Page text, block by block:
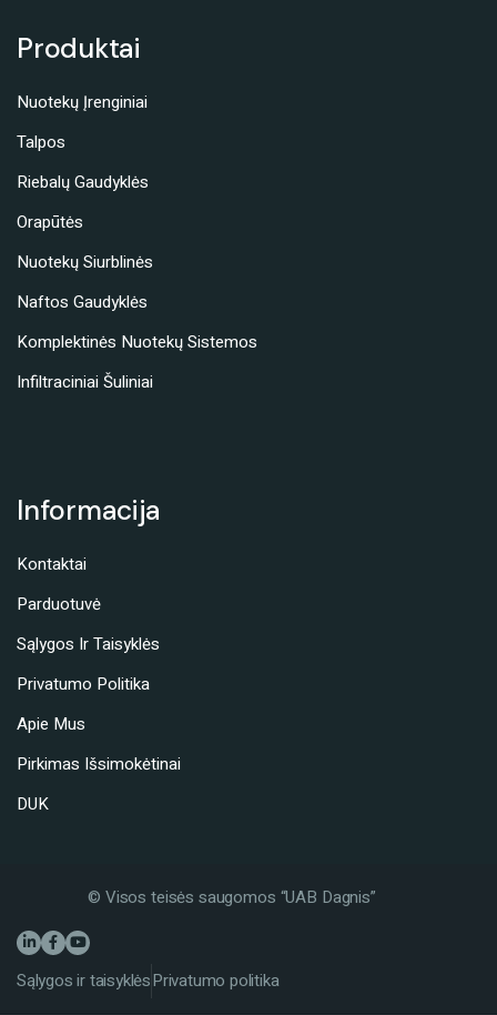
Produktai
Nuotekų Įrenginiai
Talpos
Riebalų Gaudyklės
Orapūtės
Nuotekų Siurblinės
Naftos Gaudyklės
Komplektinės Nuotekų Sistemos
Infiltraciniai Šuliniai
Informacija
Kontaktai
Parduotuvė
Sąlygos Ir Taisyklės
Privatumo Politika
Apie Mus
Pirkimas Išsimokėtinai
DUK
© Visos teisės saugomos “UAB Dagnis”
Sąlygos ir taisyklėsPrivatumo politika